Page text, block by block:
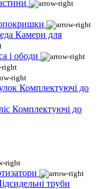
Камери для
і ободи
Комплектуючі до
Комплектуючі до
труби